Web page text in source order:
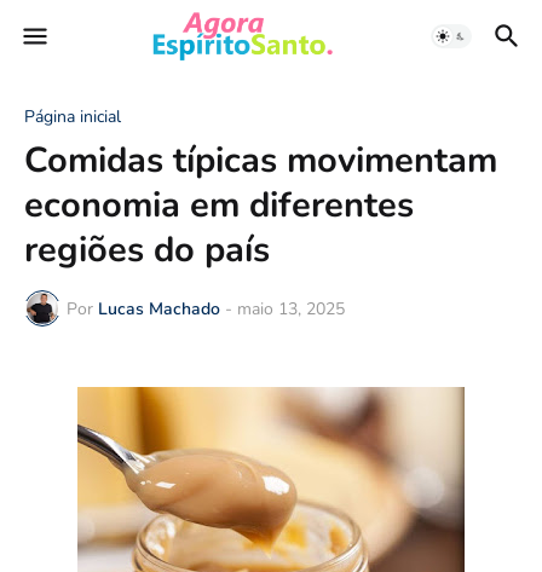
Página inicial
Comidas típicas movimentam
economia em diferentes
regiões do país
Por Lucas Machado - maio 13, 2025